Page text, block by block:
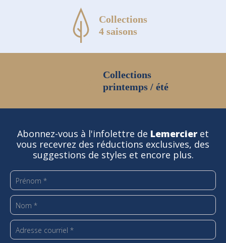
Collections
4 saisons
Collections
printemps / été
Abonnez-vous à l'infolettre de Lemercier et
vous recevrez des réductions exclusives, des
suggestions de styles et encore plus.